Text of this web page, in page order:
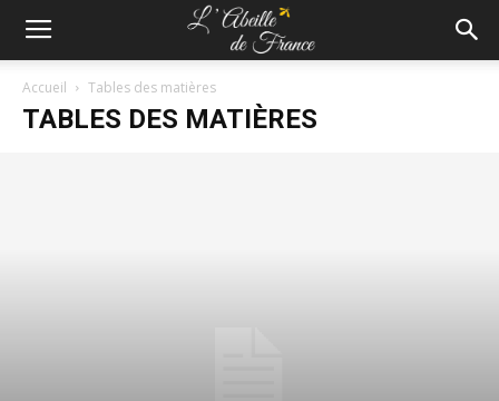
Accueil Tables des matières
TABLES DES MATIÈRES